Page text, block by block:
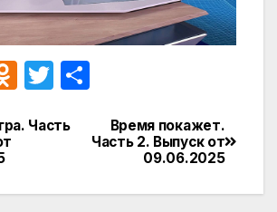
O
n
kl
T
itt
п
а
Время покажет.
Часть 2. Выпуск от
09.06.2025
Часть